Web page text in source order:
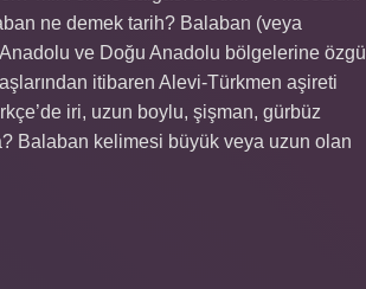
ne demek tarih? Balaban (veya
ve Doğu Anadolu bölgelerine özgü
itibaren Alevi-Türkmen aşireti
iri, uzun boylu, şişman, gürbüz
Balaban kelimesi büyük veya uzun olan